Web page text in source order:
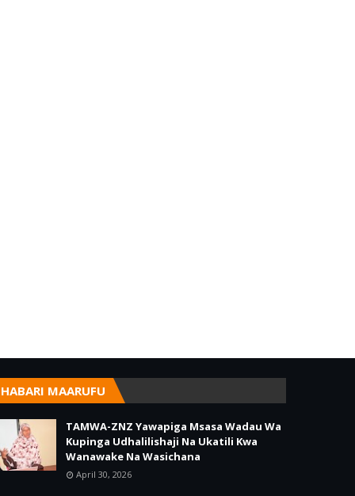
HABARI MAARUFU
TAMWA-ZNZ Yawapiga Msasa Wadau Wa
Kupinga Udhalilishaji Na Ukatili Kwa
Wanawake Na Wasichana
April 30, 2026